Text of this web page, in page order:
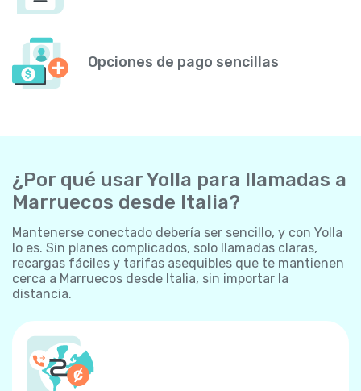
Opciones de pago sencillas
¿Por qué usar Yolla para llamadas a
Marruecos desde Italia?
Mantenerse conectado debería ser sencillo, y con Yolla
lo es. Sin planes complicados, solo llamadas claras,
recargas fáciles y tarifas asequibles que te mantienen
cerca a Marruecos desde Italia, sin importar la
distancia.